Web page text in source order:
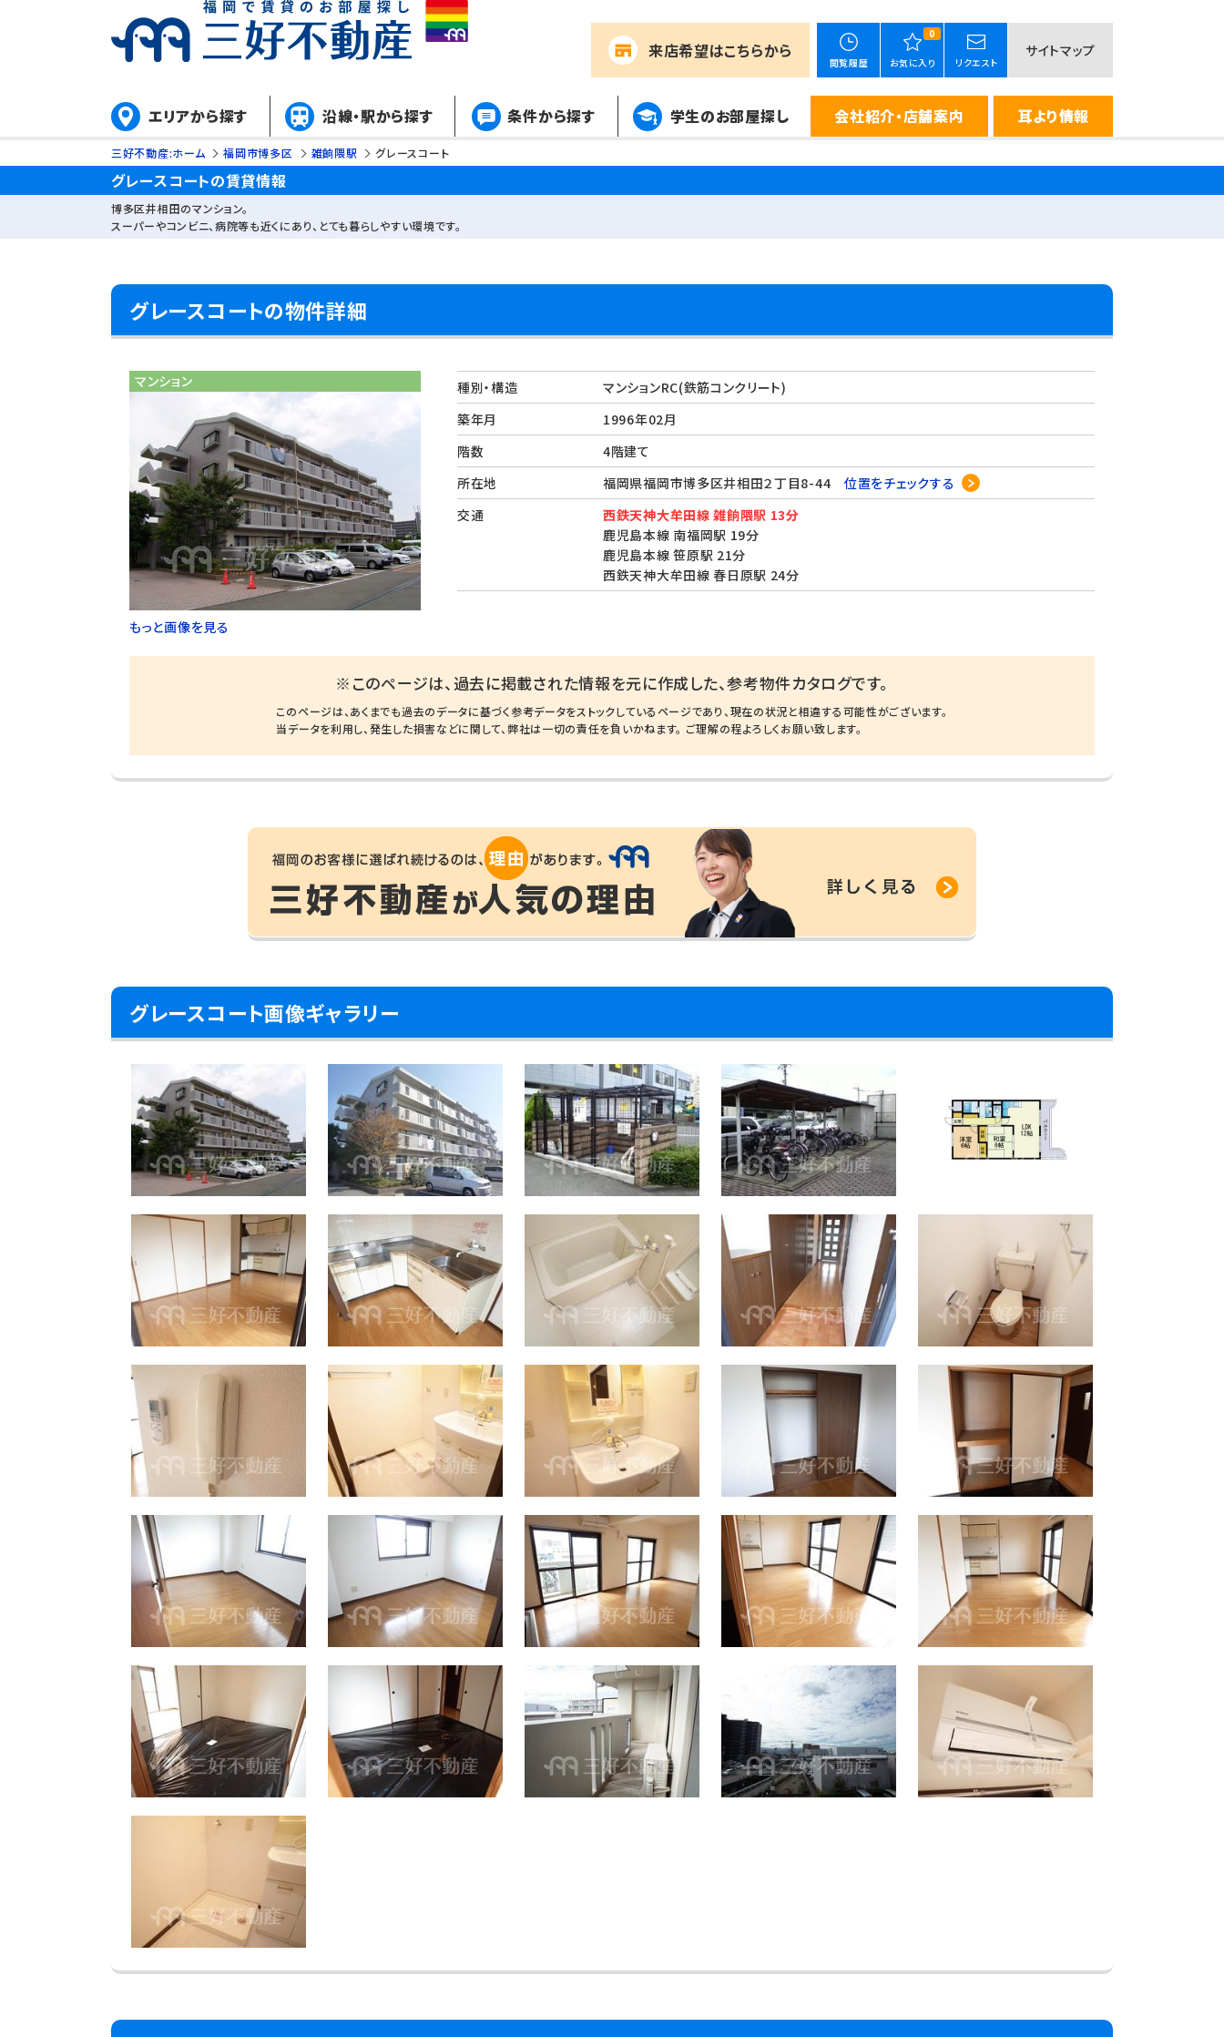
来店希望はこちらから
閲覧履歴
0
お気に入り リクエスト
サイトマップ
エリアから探す 沿線・駅から探す 条件から探す 学生のお部屋探し 会社紹介・店舗案内 耳より情報
三好不動産:ホーム 福岡市博多区 雑餉隈駅 グレースコート
グレースコートの賃貸情報
博多区井相田のマンション。
スーパーやコンビニ、病院等も近くにあり、とても暮らしやすい環境です。
グレースコートの物件詳細
マンション
もっと画像を見る
種別・構造
マンションRC(鉄筋コンクリート)
築年月
1996年02月
階数
4階建て
所在地
福岡県福岡市博多区井相田２丁目8-44 位置をチェックする
交通
西鉄天神大牟田線 雑餉隈駅 13分
鹿児島本線 南福岡駅 19分
鹿児島本線 笹原駅 21分
西鉄天神大牟田線 春日原駅 24分
※このページは、過去に掲載された情報を元に作成した、参考物件カタログです。
このページは、あくまでも過去のデータに基づく参考データをストックしているページであり、現在の状況と相違する可能性がございます。
当データを利用し、発生した損害などに関して、弊社は一切の責任を負いかねます。 ご理解の程よろしくお願い致します。
グレースコート画像ギャラリー